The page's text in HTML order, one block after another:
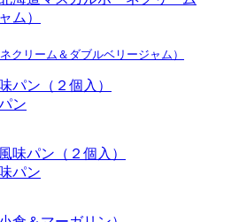
クリーム＆ダブルベリージャム）
ン
パン